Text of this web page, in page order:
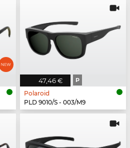
47,46 € P
Polaroid
PLD 9010/S - 003/M9